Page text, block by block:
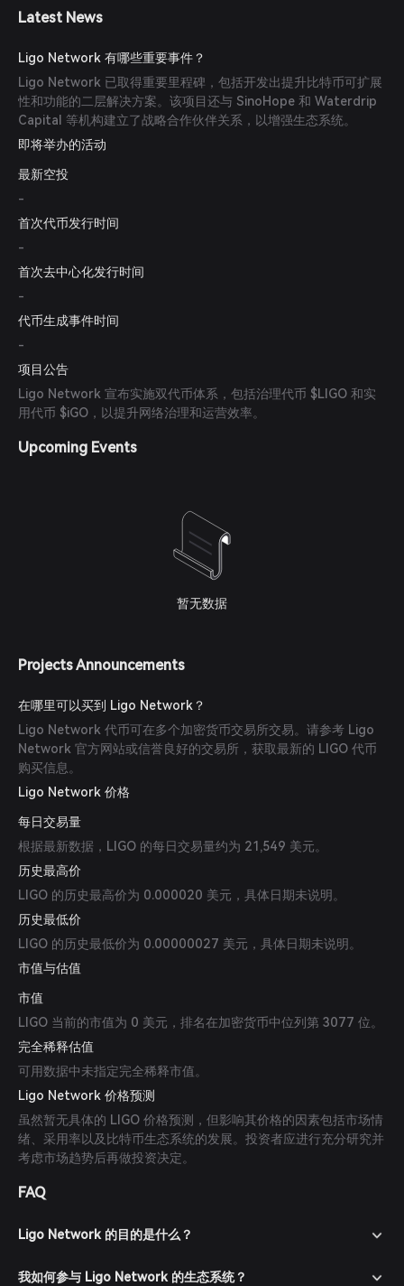
务，通过零信任架构及全生命周期管理增强安全性。
Latest News
Ligo Network 有哪些重要事件？
Ligo Network 已取得重要里程碑，包括开发出提升比特币可扩展
性和功能的二层解决方案。该项目还与 SinoHope 和 Waterdrip
Capital 等机构建立了战略合作伙伴关系，以增强生态系统。
即将举办的活动
最新空投
-
首次代币发行时间
-
首次去中心化发行时间
-
代币生成事件时间
-
项目公告
Ligo Network 宣布实施双代币体系，包括治理代币 $LIGO 和实
用代币 $iGO，以提升网络治理和运营效率。
Upcoming Events
暂无数据
Projects Announcements
在哪里可以买到 Ligo Network？
Ligo Network 代币可在多个加密货币交易所交易。请参考 Ligo
Network 官方网站或信誉良好的交易所，获取最新的 LIGO 代币
购买信息。
Ligo Network 价格
每日交易量
根据最新数据，LIGO 的每日交易量约为 21,549 美元。
历史最高价
LIGO 的历史最高价为 0.000020 美元，具体日期未说明。
历史最低价
LIGO 的历史最低价为 0.00000027 美元，具体日期未说明。
市值与估值
市值
LIGO 当前的市值为 0 美元，排名在加密货币中位列第 3077 位。
完全稀释估值
可用数据中未指定完全稀释市值。
Ligo Network 价格预测
虽然暂无具体的 LIGO 价格预测，但影响其价格的因素包括市场情
绪、采用率以及比特币生态系统的发展。投资者应进行充分研究并
考虑市场趋势后再做投资决定。
FAQ
Ligo Network 的目的是什么？
我如何参与 Ligo Network 的生态系统？